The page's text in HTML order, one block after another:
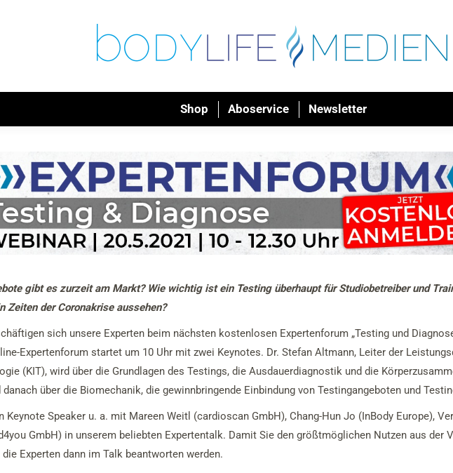
Shop Aboservice Newsletter
gibt es zurzeit am Markt? Wie wichtig ist ein Testing überhaupt für Studiobetreiber und
Zeiten der Coronakrise aussehen?
sich unsere Experten beim nächsten kostenlosen Expertenforum „Testing und
Expertenforum startet um 10 Uhr mit zwei Keynotes. Dr. Stefan Altmann, Leiter der
(KIT), wird über die Grundlagen des Testings, die Ausdauerdiagnostik und die
über die Biomechanik, die gewinnbringende Einbindung von Testingangeboten und
Speaker u. a. mit Mareen Weitl (cardioscan GmbH), Chang-Hun Jo (InBody Europe),
GmbH) in unserem beliebten Expertentalk. Damit Sie den größtmöglichen Nutzen aus
Experten dann im Talk beantworten werden.